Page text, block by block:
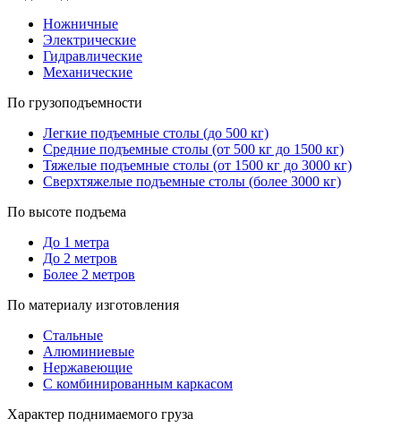
Ножничные
Электрические
Гидравлические
Механические
По грузоподъемности
Легкие подъемные столы (до 500 кг)
Средние подъемные столы (от 500 кг до 1500 кг)
Тяжелые подъемные столы (от 1500 кг до 3000 кг)
Сверхтяжелые подъемные столы (более 3000 кг)
По высоте подъема
До 1 метра
До 2 метров
Более 2 метров
По материалу изготовления
Стальные
Алюминиевые
Нержавеющие
С комбинированным каркасом
Характер поднимаемого груза